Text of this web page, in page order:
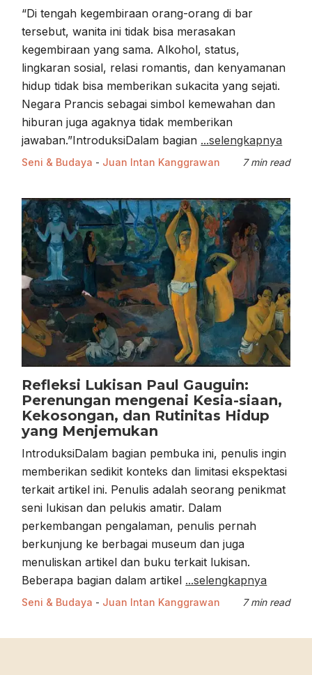
“Di tengah kegembiraan orang-orang di bar
tersebut, wanita ini tidak bisa merasakan
kegembiraan yang sama. Alkohol, status,
lingkaran sosial, relasi romantis, dan kenyamanan
hidup tidak bisa memberikan sukacita yang sejati.
Negara Prancis sebagai simbol kemewahan dan
hiburan juga agaknya tidak memberikan
jawaban.”IntroduksiDalam bagian ...selengkapnya
Seni & Budaya - Juan Intan Kanggrawan 7 min read
Refleksi Lukisan Paul Gauguin:
Perenungan mengenai Kesia-siaan,
Kekosongan, dan Rutinitas Hidup
yang Menjemukan
IntroduksiDalam bagian pembuka ini, penulis ingin
memberikan sedikit konteks dan limitasi ekspektasi
terkait artikel ini. Penulis adalah seorang penikmat
seni lukisan dan pelukis amatir. Dalam
perkembangan pengalaman, penulis pernah
berkunjung ke berbagai museum dan juga
menuliskan artikel dan buku terkait lukisan.
Beberapa bagian dalam artikel ...selengkapnya
Seni & Budaya - Juan Intan Kanggrawan 7 min read